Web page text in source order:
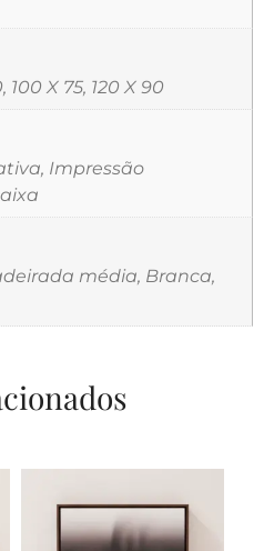
100 X 75, 120 X 90
Impressão
média, Branca,